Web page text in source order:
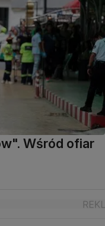
Wśród ofiar